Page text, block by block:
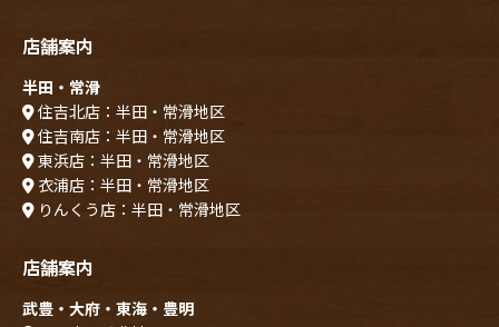
店舗案内
半田・常滑
住吉北店：半田・常滑地区
住吉南店：半田・常滑地区
東浜店：半田・常滑地区
衣浦店：半田・常滑地区
りんくう店：半田・常滑地区
店舗案内
武豊・大府・東海・豊明